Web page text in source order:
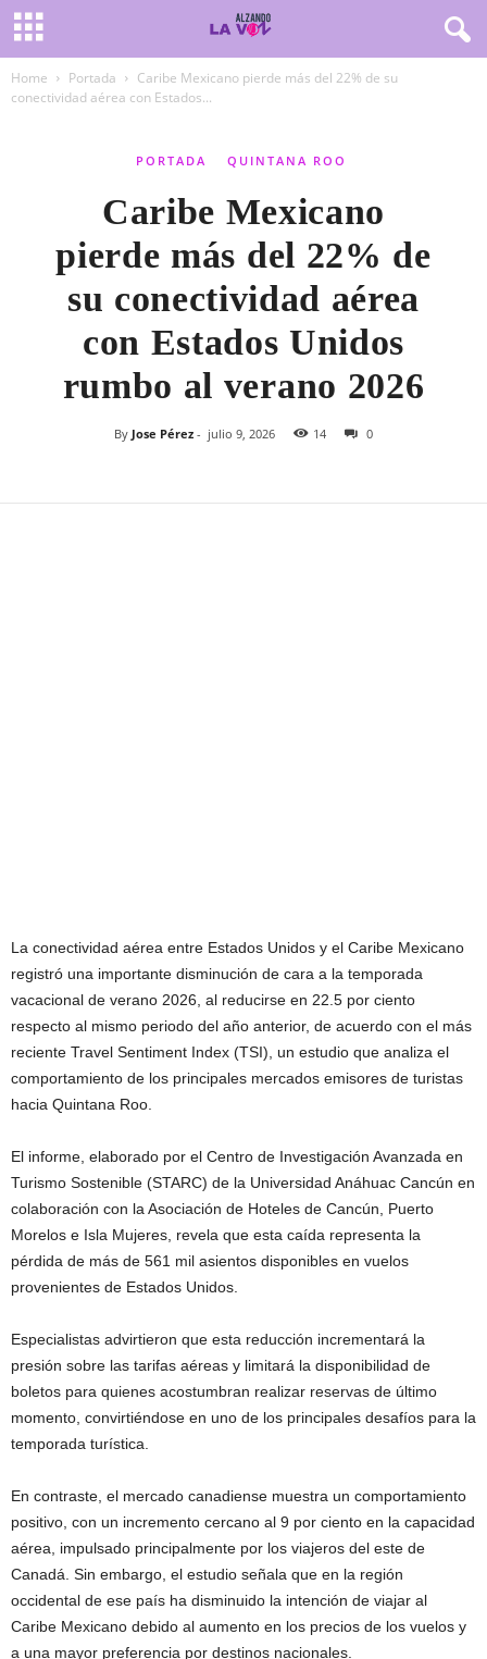
Home Portada
Caribe Mexicano pierde más del 22% de su
conectividad aérea con Estados...
PORTADA QUINTANA ROO
Caribe Mexicano
pierde más del 22% de
su conectividad aérea
con Estados Unidos
rumbo al verano 2026
By Jose Pérez - julio 9, 2026 14 0
La conectividad aérea entre Estados Unidos y el Caribe Mexicano
registró una importante disminución de cara a la temporada
vacacional de verano 2026, al reducirse en 22.5 por ciento
respecto al mismo periodo del año anterior, de acuerdo con el más
reciente Travel Sentiment Index (TSI), un estudio que analiza el
comportamiento de los principales mercados emisores de turistas
hacia Quintana Roo.
El informe, elaborado por el Centro de Investigación Avanzada en
Turismo Sostenible (STARC) de la Universidad Anáhuac Cancún en
colaboración con la Asociación de Hoteles de Cancún, Puerto
Morelos e Isla Mujeres, revela que esta caída representa la
pérdida de más de 561 mil asientos disponibles en vuelos
provenientes de Estados Unidos.
Especialistas advirtieron que esta reducción incrementará la
presión sobre las tarifas aéreas y limitará la disponibilidad de
boletos para quienes acostumbran realizar reservas de último
momento, convirtiéndose en uno de los principales desafíos para la
temporada turística.
En contraste, el mercado canadiense muestra un comportamiento
positivo, con un incremento cercano al 9 por ciento en la capacidad
aérea, impulsado principalmente por los viajeros del este de
Canadá. Sin embargo, el estudio señala que en la región
occidental de ese país ha disminuido la intención de viajar al
Caribe Mexicano debido al aumento en los precios de los vuelos y
a una mayor preferencia por destinos nacionales.